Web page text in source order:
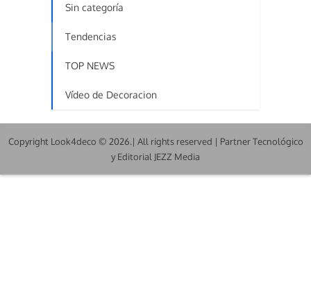
Sin categoría
Tendencias
TOP NEWS
Vídeo de Decoracion
Copyright Look4deco © 2026.| All rights reserved | Partner Tecnológico
y Editorial JEZZ Media